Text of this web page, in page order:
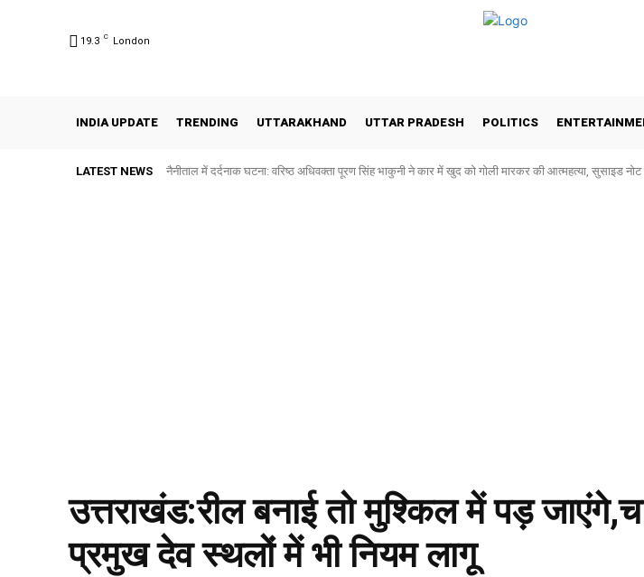
19.3 C London
INDIA UPDATE TRENDING UTTARAKHAND UTTAR PRADESH POLITICS
LATEST NEWS नैनीताल में दर्दनाक घटना: वरिष्ठ अधिवक्ता पूरण सिंह भाकुनी ने कार में खुद को गोली मारकर की आत्महत्या, सुसाइड नोट
उत्तराखंड:रील बनाई तो मुश्किल में पड़
प्रमुख देव स्थलों में भी नियम लागू